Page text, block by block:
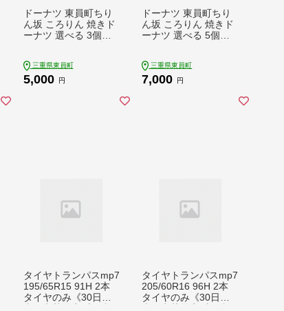
ドーナツ 東員町ちり
ん坂 ころりん 焼きド
ーナツ 選べる 3個入
日祝除く)》お菓子 米
粉 大豆 プレーン 日本
三重県東員町
5,000 円
ドーナツ 東員町ちり
ん坂 ころりん 焼きド
ーナツ 選べる 5個入
日祝除く)》お菓子 米
粉 大豆 プレーン 日本
三重県東員町
7,000 円
タイヤトランパスmp7
195/65R15 91H 2本
タイヤのみ《30日以
タイヤトランパスmp7
205/60R16 96H 2本
タイヤのみ《30日以